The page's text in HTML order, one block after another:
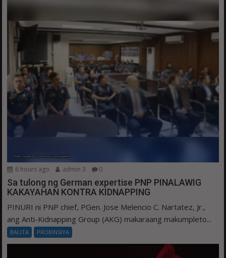
6 hours ago admin 3 0
Sa tulong ng German expertise PNP PINALAWIG
KAKAYAHAN KONTRA KIDNAPPING
PINURI ni PNP chief, PGen. Jose Melencio C. Nartatez, Jr.,
ang Anti-Kidnapping Group (AKG) makaraang makumpleto...
BALITA PROBINSIYA